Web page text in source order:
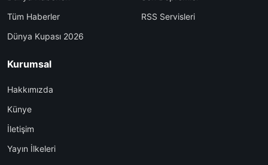
Tüm Haberler
Dünya Kupası 2026
RSS Servisleri
Kurumsal
Hakkımızda
Künye
İletişim
Yayın İlkeleri